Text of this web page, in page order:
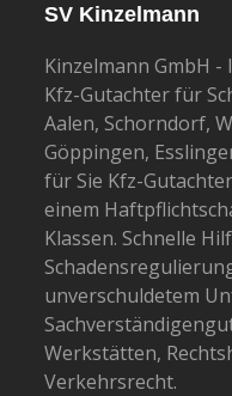
SV Kinzelmann
Kinzelmann GmbH
Kfz-Gutachter für
Aalen, Schorndorf,
Göppingen,
für Sie Kfz-
einem
Klassen. Schnelle
unverschuldetem
Werkstätten,
Verkehrsrecht.